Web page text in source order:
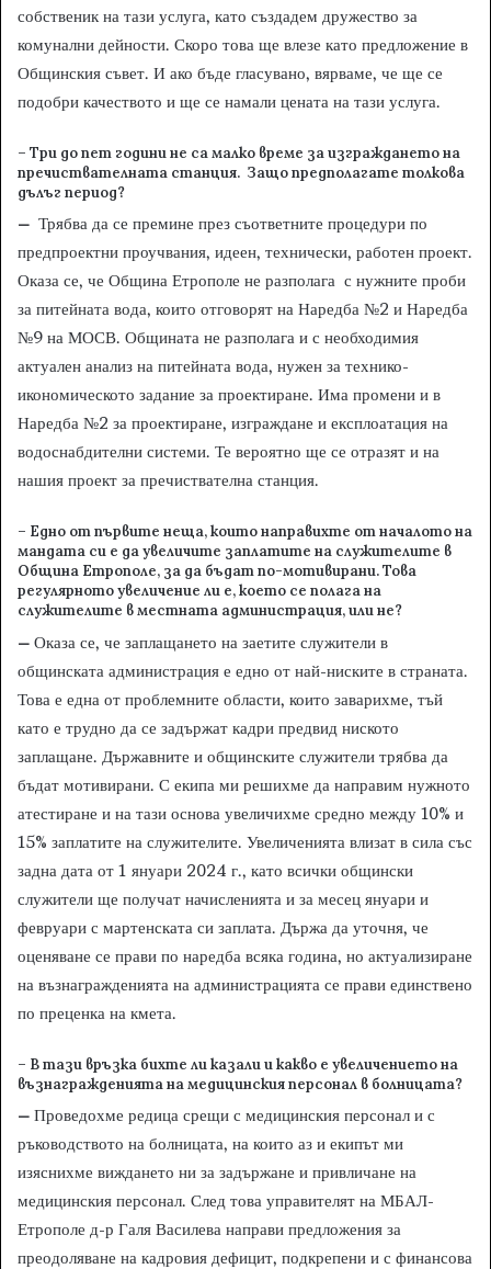
собственик на тази услуга, като създадем дружество за
комунални дейности. Скоро това ще влезе като предложение в
Общинския съвет. И ако бъде гласувано, вярваме, че ще се
подобри качеството и ще се намали цената на тази услуга.
– Три до пет години не са малко време за изграждането на
пречиствателната станция. Защо предполагате толкова
дълъг период?
– Трябва да се премине през съответните процедури по
предпроектни проучвания, идеен, технически, работен проект.
Оказа се, че Община Етрополе не разполага с нужните проби
за питейната вода, които отговорят на Наредба №2 и Наредба
№9 на МОСВ. Общината не разполага и с необходимия
актуален анализ на питейната вода, нужен за технико-
икономическото задание за проектиране. Има промени и в
Наредба №2 за проектиране, изграждане и експлоатация на
водоснабдителни системи. Те вероятно ще се отразят и на
нашия проект за пречиствателна станция.
– Едно от първите неща, които направихте от началото на
мандата си е да увеличите заплатите на служителите в
Община Етрополе, за да бъдат по-мотивирани. Това
регулярното увеличение ли е, което се полага на
служителите в местната администрация, или не?
– Оказа се, че заплащането на заетите служители в
общинската администрация е едно от най-ниските в страната.
Това е една от проблемните области, които заварихме, тъй
като е трудно да се задържат кадри предвид ниското
заплащане. Държавните и общинските служители трябва да
бъдат мотивирани. С екипа ми решихме да направим нужното
атестиране и на тази основа увеличихме средно между 10% и
15% заплатите на служителите. Увеличенията влизат в сила със
задна дата от 1 януари 2024 г., като всички общински
служители ще получат начисленията и за месец януари и
февруари с мартенската си заплата. Държа да уточня, че
оценяване се прави по наредба всяка година, но актуализиране
на възнагражденията на администрацията се прави единствено
по преценка на кмета.
– В тази връзка бихте ли казали и какво е увеличението на
възнагражденията на медицинския персонал в болницата?
– Проведохме редица срещи с медицинския персонал и с
ръководството на болницата, на които аз и екипът ми
изяснихме виждането ни за задържане и привличане на
медицинския персонал. След това управителят на МБАЛ-
Етрополе д-р Галя Василева направи предложения за
преодоляване на кадровия дефицит, подкрепени и с финансова